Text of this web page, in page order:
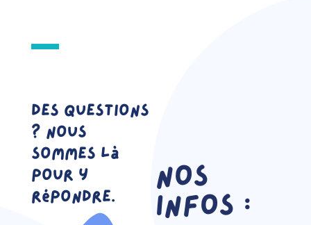
Des questions
? Nous
sommes là
pour y
répondre.
Nos
infos :